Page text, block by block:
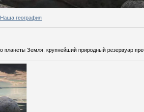
Наша география
планеты Земля, крупнейший природный резервуар